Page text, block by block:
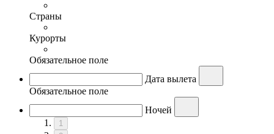
Страны
Курорты
Обязательное поле
Дата вылета
Обязательное поле
Ночей
1